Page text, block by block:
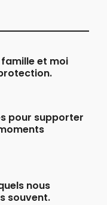
famille et moi
pour supporter
nous
souvent.